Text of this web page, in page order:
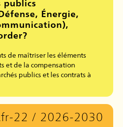
publics
Énergie,
de maîtriser les éléments
et de la compensation
publics et les contrats à
22 / 2026-2030